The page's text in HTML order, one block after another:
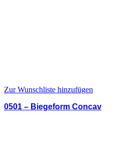
Zur Wunschliste hinzufügen
0501 – Biegeform Concav